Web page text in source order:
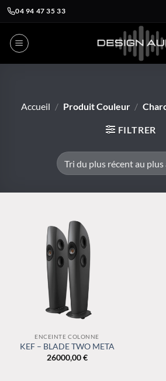
04 94 47 35 33
Accueil / Produit Couleur /
FILTRER
ENCEINTE COLONNE
KEF – BLADE TWO META
26000,00€